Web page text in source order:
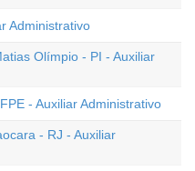
Administrativo
Olímpio - PI - Auxiliar
- Auxiliar Administrativo
- RJ - Auxiliar